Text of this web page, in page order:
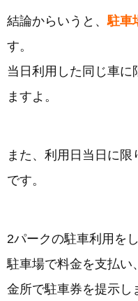
結論からいうと、駐車
す。
当日利用した同じ車に
ますよ。
また、利用日当日に限
です。
2パークの駐車利用を
駐車場で料金を支払い
金所で駐車券を提示し